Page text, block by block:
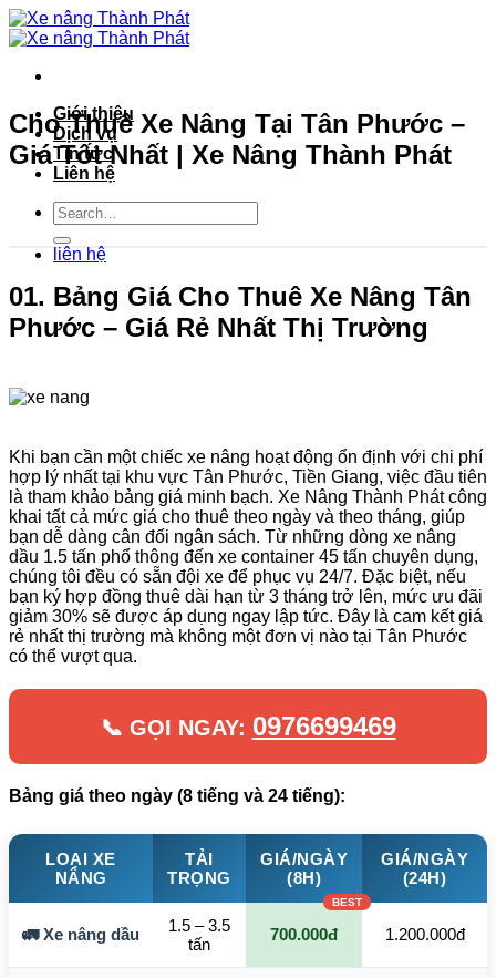
Bỏ
qua
dung
Giới thiệu
Dịch vụ
Tin tức
Liên hệ
liên hệ
Cho Thuê Xe Nâng Tại Tân Phước –
Giá Tốt Nhất | Xe Nâng Thành Phát
01. Bảng Giá Cho Thuê Xe Nâng Tân
Phước – Giá Rẻ Nhất Thị Trường
Khi bạn cần một chiếc xe nâng hoạt động ổn định với chi phí
hợp lý nhất tại khu vực Tân Phước, Tiền Giang, việc đầu tiên
là tham khảo bảng giá minh bạch. Xe Nâng Thành Phát công
khai tất cả mức giá cho thuê theo ngày và theo tháng, giúp
bạn dễ dàng cân đối ngân sách. Từ những dòng xe nâng
dầu 1.5 tấn phổ thông đến xe container 45 tấn chuyên dụng,
chúng tôi đều có sẵn đội xe để phục vụ 24/7. Đặc biệt, nếu
bạn ký hợp đồng thuê dài hạn từ 3 tháng trở lên, mức ưu đãi
giảm 30% sẽ được áp dụng ngay lập tức. Đây là cam kết giá
rẻ nhất thị trường mà không một đơn vị nào tại Tân Phước
có thể vượt qua.
📞 GỌI NGAY: 0976699469
Bảng giá theo ngày (8 tiếng và 24 tiếng):
LOẠI XE
NÂNG
TẢI
TRỌNG
GIÁ/NGÀY
(8H)
GIÁ/NGÀY
(24H)
🚛 Xe nâng dầu
1.5 – 3.5
tấn
700.000đ 1.200.000đ